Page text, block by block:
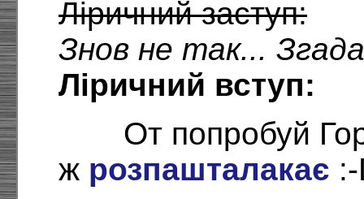
Ліричний заступ:
Знов не так...
Ліричний вступ:
От попробуй
ж розпашталакає